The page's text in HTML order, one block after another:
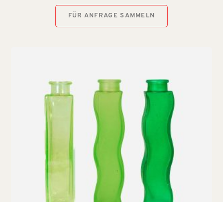
FÜR ANFRAGE SAMMELN